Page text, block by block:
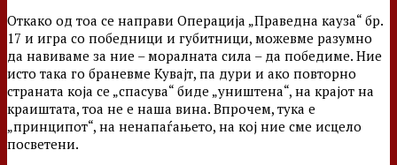
Откако од тоа се направи Операција „Праведна кауза“ бр.
17 и игра со победници и губитници, можевме разумно
да навиваме за ние – моралната сила – да победиме. Ние
исто така го браневме Кувајт, па дури и ако повторно
страната која се „спасува“ биде „уништена“, на крајот на
краиштата, тоа не е наша вина. Впрочем, тука е
„принципот“, на ненапаѓањето, на кој ние сме исцело
посветени.